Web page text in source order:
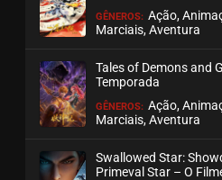
ASSISTIDO
EPISÓDIO
EPISÓDIO
GÊNEROS: Ação,
Marciais, Aventura
Tales of Demons and
Temporada
GÊNEROS: Ação,
Marciais, Aventura
Swallowed Star:
Primeval Star – O